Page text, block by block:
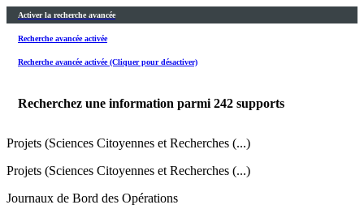
Activer la recherche avancée
Recherche avancée activée
Recherche avancée activée (Cliquer pour désactiver)
Recherchez une information parmi 242 supports
Projets (Sciences Citoyennes et Recherches (...)
Projets (Sciences Citoyennes et Recherches (...)
Journaux de Bord des Opérations